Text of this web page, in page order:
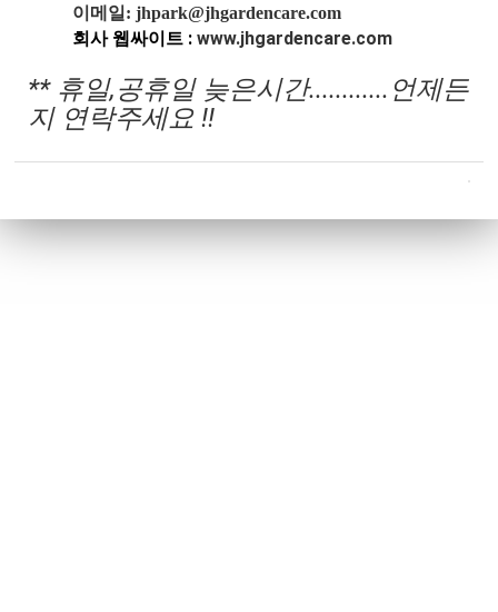
이메일: jhpark@jhgardencare.com
회사 웹싸이트 :www.jhgardencare.com
** 휴일,공휴일 늦은시간............언제든
지 연락주세요 !!